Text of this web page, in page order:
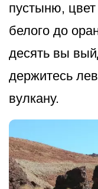
пустыню, цвет
белого до
десять вы
держитесь
вулкану.